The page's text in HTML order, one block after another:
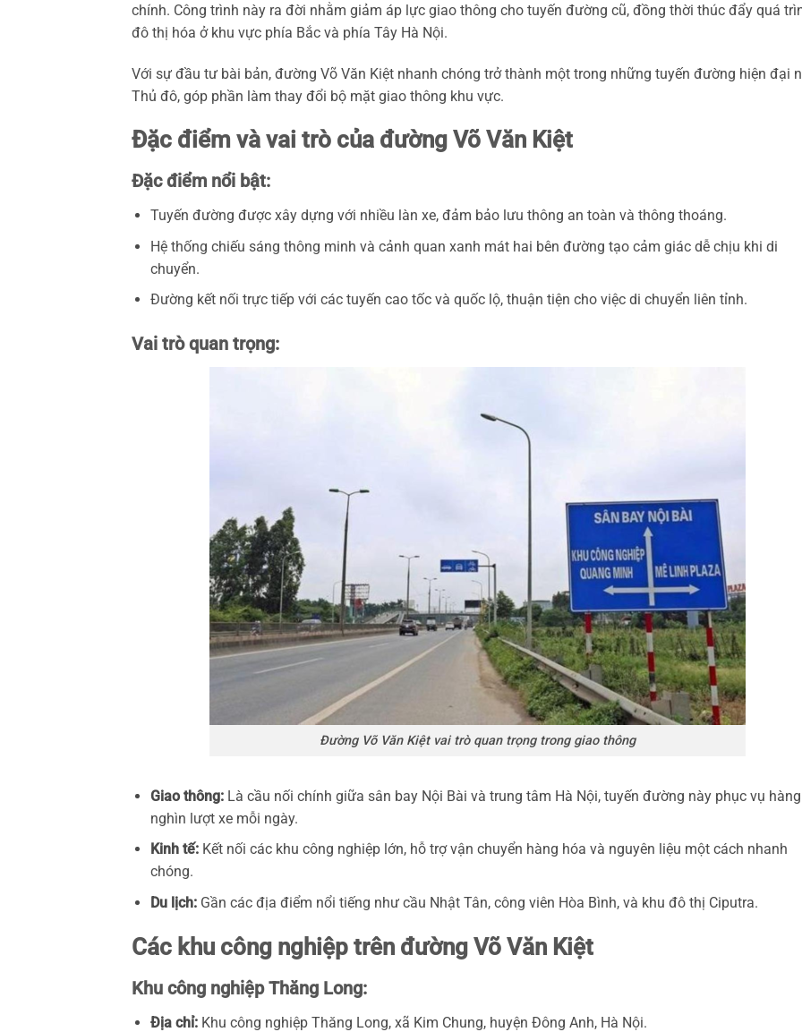
chính. Công trình này ra đời nhằm giảm áp lực giao thông cho tuyến đường cũ, đồng thời thúc đẩy quá
đô thị hóa ở khu vực phía Bắc và phía Tây Hà Nội.
Với sự đầu tư bài bản, đường Võ Văn Kiệt nhanh chóng trở thành một trong những tuyến đường hiện đại
Thủ đô, góp phần làm thay đổi bộ mặt giao thông khu vực.
Đặc điểm và vai trò của đường Võ Văn Kiệt
Đặc điểm nổi bật:
Tuyến đường được xây dựng với nhiều làn xe, đảm bảo lưu thông an toàn và thông thoáng.
Hệ thống chiếu sáng thông minh và cảnh quan xanh mát hai bên đường tạo cảm giác dễ chịu khi di
chuyển.
Đường kết nối trực tiếp với các tuyến cao tốc và quốc lộ, thuận tiện cho việc di chuyển liên tỉnh.
Vai trò quan trọng:
Đường Võ Văn Kiệt vai trò quan trọng trong giao thông
Giao thông:Là cầu nối chính giữa sân bay Nội Bài và trung tâm Hà Nội, tuyến đường này phục vụ hàng
nghìn lượt xe mỗi ngày.
Kinh tế:Kết nối các khu công nghiệp lớn, hỗ trợ vận chuyển hàng hóa và nguyên liệu một cách nhanh
chóng.
Du lịch:Gần các địa điểm nổi tiếng như cầu Nhật Tân, công viên Hòa Bình, và khu đô thị Ciputra.
Các khu công nghiệp trên đường Võ Văn Kiệt
Khu công nghiệp Thăng Long:
Địa chỉ:Khu công nghiệp Thăng Long, xã Kim Chung, huyện Đông Anh, Hà Nội.